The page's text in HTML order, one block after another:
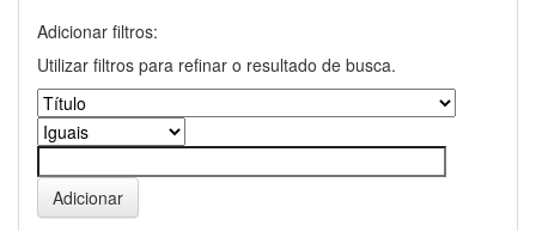
Adicionar filtros:
Utilizar filtros para refinar o resultado de busca.